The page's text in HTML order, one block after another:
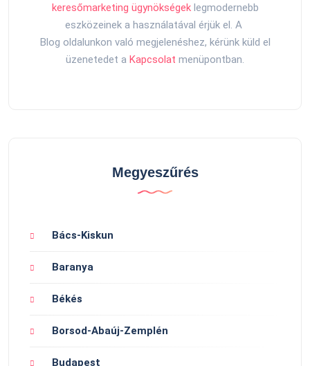
keresőmarketing ügynökségeklegmodernebb
eszközeinek a használatával érjük el. A
Blog oldalunkon való megjelenéshez, kérünk küld el
üzenetedet a Kapcsolat menüpontban.
Megyeszűrés
Bács-Kiskun
Baranya
Békés
Borsod-Abaúj-Zemplén
Budapest